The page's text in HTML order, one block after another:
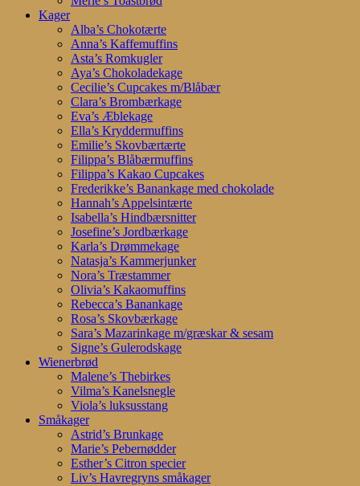
Kager
Alba’s Chokotærte
Anna’s Kaffemuffins
Asta’s Romkugler
Aya’s Chokoladekage
Cecilie’s Cupcakes m/Blåbær
Clara’s Brombærkage
Eva’s Æblekage
Ella’s Kryddermuffins
Emilie’s Skovbærtærte
Filippa’s Blåbærmuffins
Filippa’s Kakao Cupcakes
Frederikke’s Banankage med chokolade
Hannah’s Appelsintærte
Isabella’s Hindbærsnitter
Josefine’s Jordbærkage
Karla’s Drømmekage
Natasja’s Kammerjunker
Nora’s Træstammer
Olivia’s Kakaomuffins
Rebecca’s Banankage
Rosa’s Skovbærkage
Sara’s Mazarinkage m/græskar & sesam
Signe’s Gulerodskage
Wienerbrød
Malene’s Thebirkes
Vilma’s Kanelsnegle
Viola’s luksusstang
Småkager
Astrid’s Brunkage
Marie’s Pebernødder
Esther’s Citron specier
Liv’s Havregryns småkager